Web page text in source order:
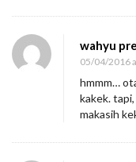
wahyu
05/04/2016
hmmm…
kakek.
makasih